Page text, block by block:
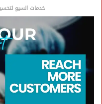
خدمات السيو